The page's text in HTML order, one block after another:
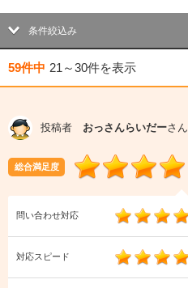
条件絞込み
59件中 21～30件を表示
投稿者 おっさんらいだーさん
総合満足度
問い合わせ対応
対応スピード